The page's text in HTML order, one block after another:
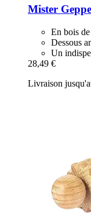
Mister
En bois
Dessous
Un
28,49 €
Livraison